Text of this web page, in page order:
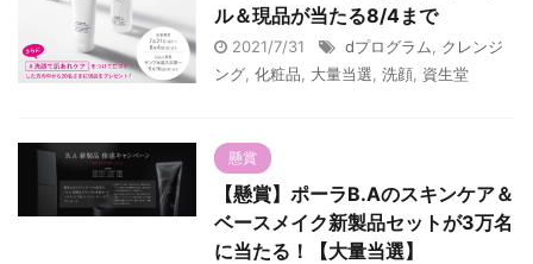
ル＆現品が当たる8/4まで
2021/7/31 dプログラム
クレンジ
ング 化粧品 大量当選 洗顔 資生堂
懸賞
【懸賞】ポーラB.Aのスキンケア＆
ベースメイク新製品セットが3万名
に当たる！【大量当選】